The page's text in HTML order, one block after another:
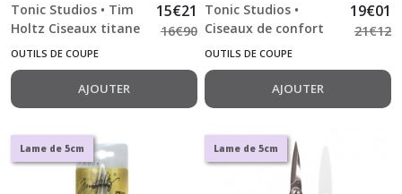
Tonic Studios • Tim
Holtz Ciseaux titane
24cm
15€21
16€90
OUTILS DE COUPE
AJOUTER
Tonic Studios •
Ciseaux de confort
24cm titanium Lame
de 9.5 cm environ
19€01
21€12
OUTILS DE COUPE
AJOUTER
Lame de 5cm Lame de 5cm